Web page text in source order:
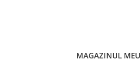
MAGAZINUL MEU